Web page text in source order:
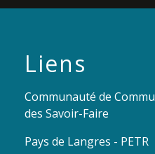
Liens
Communauté de
des Savoir-Faire
Pays de Langres - PETR